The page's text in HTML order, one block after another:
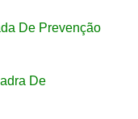
De Prevenção
De